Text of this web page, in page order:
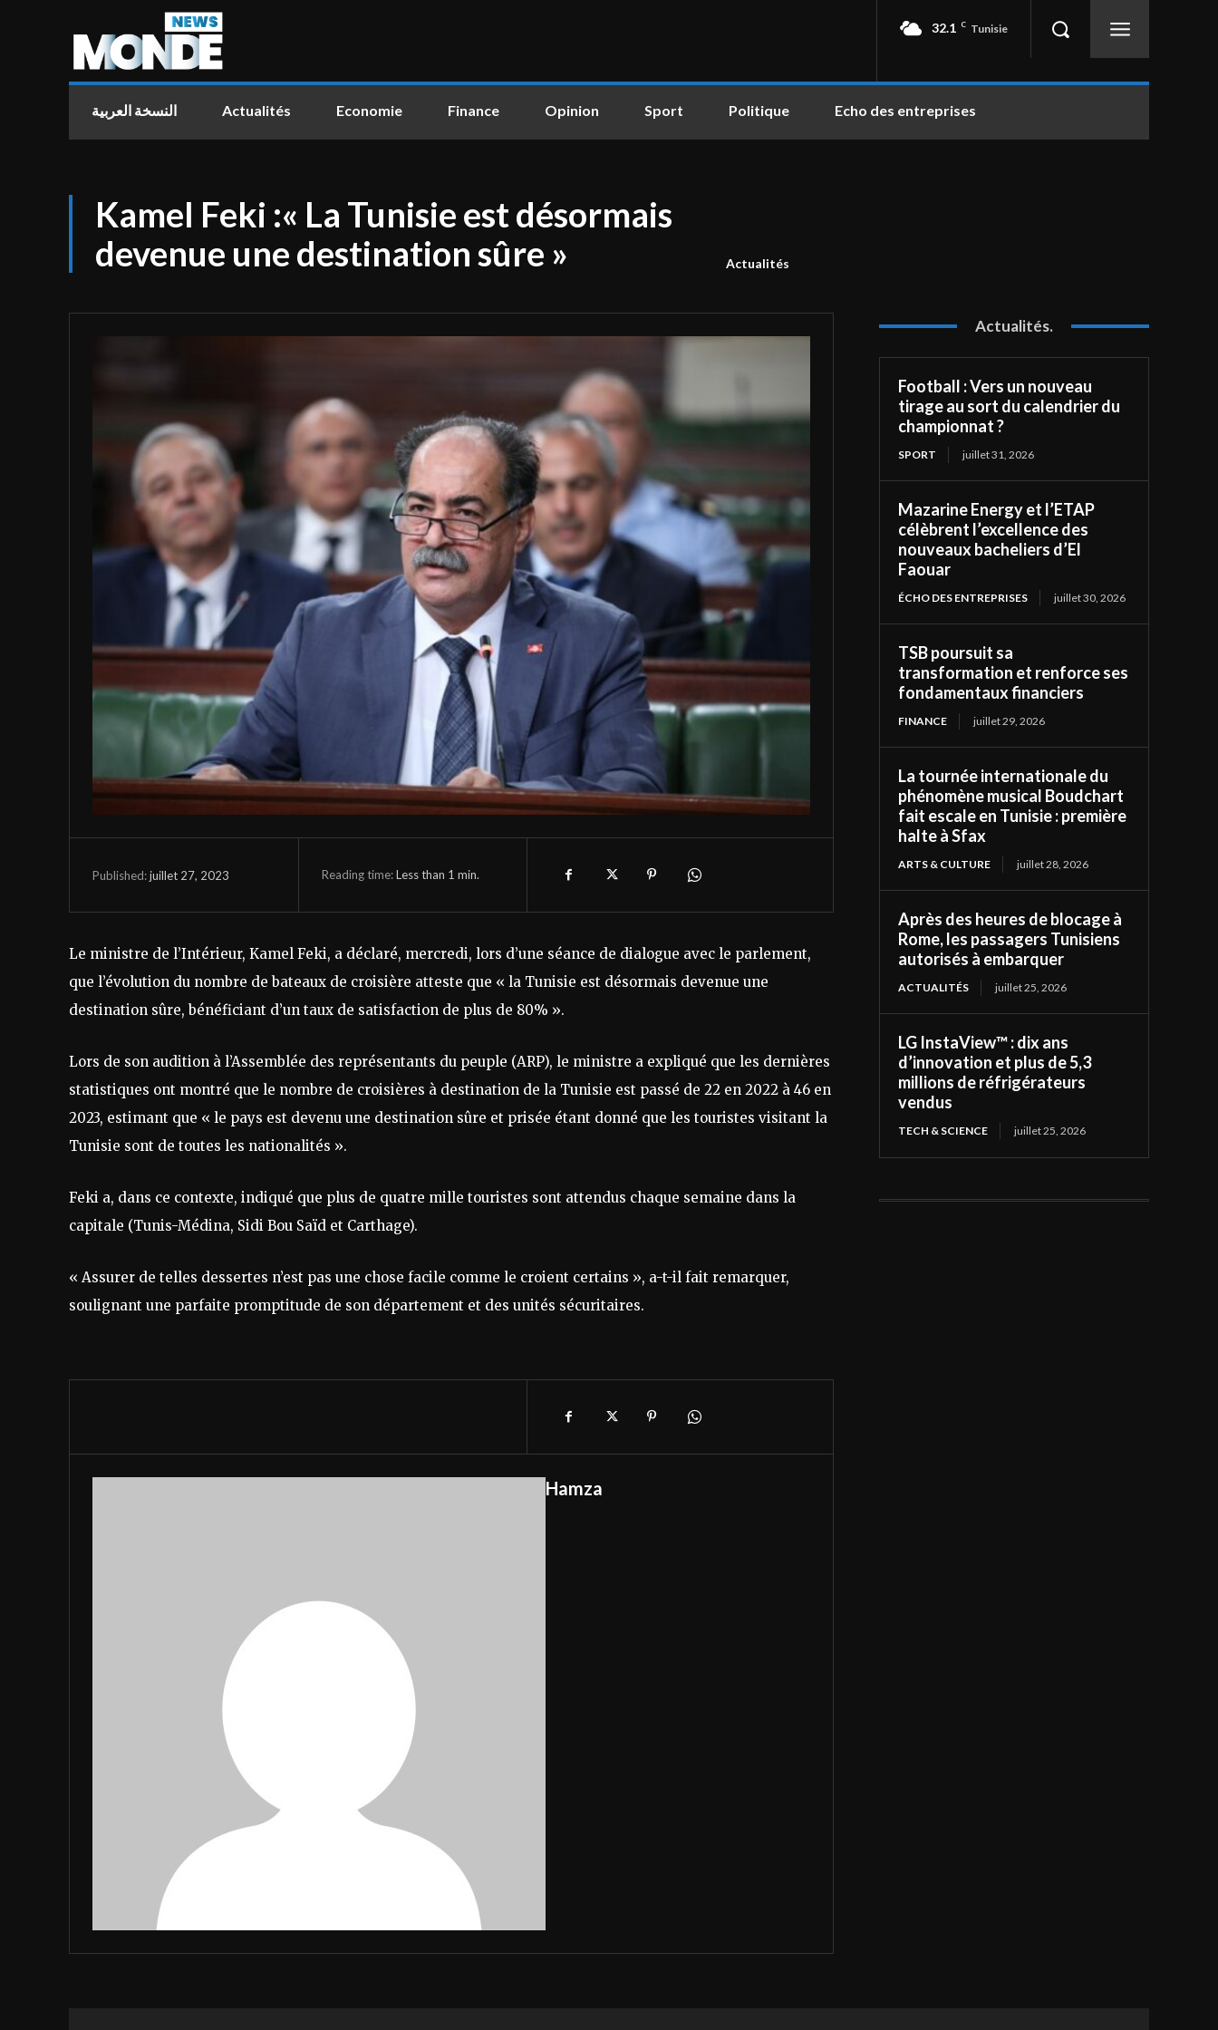
32.1 C Tunisie
النسخة العربية Actualités Economie Finance Opinion Sport Politique Echo des entreprises
Kamel Feki :« La Tunisie est désormais
devenue une destination sûre »
Actualités
Published:juillet 27, 2023 Reading time:Less than 1 min.
Le ministre de l’Intérieur, Kamel Feki, a déclaré, mercredi, lors d’une séance de dialogue avec le parlement,
que l’évolution du nombre de bateaux de croisière atteste que « la Tunisie est désormais devenue une
destination sûre, bénéficiant d’un taux de satisfaction de plus de 80% ».
Lors de son audition à l’Assemblée des représentants du peuple (ARP), le ministre a expliqué que les dernières
statistiques ont montré que le nombre de croisières à destination de la Tunisie est passé de 22 en 2022 à 46 en
2023, estimant que « le pays est devenu une destination sûre et prisée étant donné que les touristes visitant la
Tunisie sont de toutes les nationalités ».
Feki a, dans ce contexte, indiqué que plus de quatre mille touristes sont attendus chaque semaine dans la
capitale (Tunis-Médina, Sidi Bou Saïd et Carthage).
« Assurer de telles dessertes n’est pas une chose facile comme le croient certains », a-t-il fait remarquer,
soulignant une parfaite promptitude de son département et des unités sécuritaires.
Hamza
Actualités.
Football : Vers un nouveau
tirage au sort du calendrier du
championnat ?
SPORT juillet 31, 2026
Mazarine Energy et l’ETAP
célèbrent l’excellence des
nouveaux bacheliers d’El
Faouar
ÉCHO DES ENTREPRISES juillet 30, 2026
TSB poursuit sa
transformation et renforce ses
fondamentaux financiers
FINANCE juillet 29, 2026
La tournée internationale du
phénomène musical Boudchart
fait escale en Tunisie : première
halte à Sfax
ARTS & CULTURE juillet 28, 2026
Après des heures de blocage à
Rome, les passagers Tunisiens
autorisés à embarquer
ACTUALITÉS juillet 25, 2026
LG InstaView™ : dix ans
d’innovation et plus de 5,3
millions de réfrigérateurs
vendus
TECH & SCIENCE juillet 25, 2026